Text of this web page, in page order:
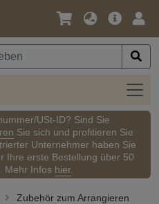
Sprache
Währung
USt-ID? Sind Sie
Sie sich und profitieren Sie
Unternehmer haben Sie
Ihre erste Bestellung über 50
Mehr Infos hier.
Zubehör zum Arrangieren